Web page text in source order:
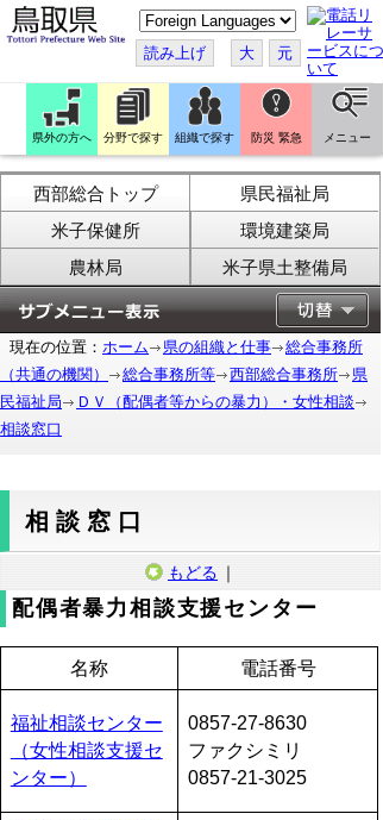
こ
の
ペ
ー
ジ
を
翻
訳
す
る
読み上げ 大 元
県外の方へ 分野で探す 組織で探す 防災 緊急 メニュー
西部総合トップ
県民福祉局
米子保健所
環境建築局
農林局
米子県土整備局
現在の位置： ホーム 県の組織と仕事
総合事務所
（共通の機関）
総合事務所等 西部総合事務所
県
民福祉局
ＤＶ（配偶者等からの暴力）・女性相談
相談窓口
相談窓口
もどる ｜
配偶者暴力相談支援センター
名称 電話番号
福祉相談センター
（女性相談支援セ
ンター）
0857-27-8630
ファクシミリ
0857-21-3025